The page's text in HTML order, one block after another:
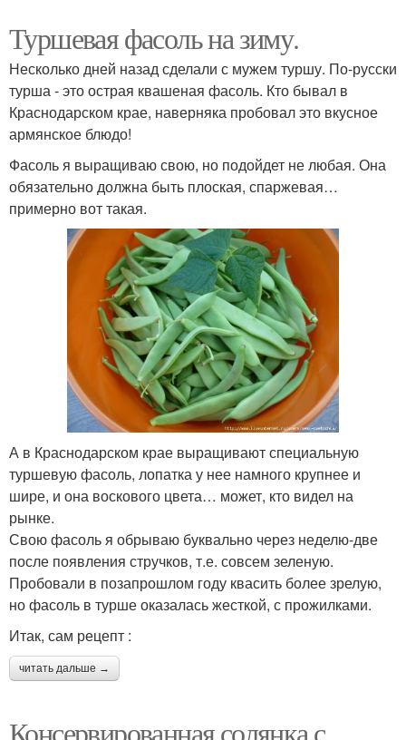
Туршевая фасоль на зиму.
Несколько дней назад сделали с мужем туршу. По-русски
турша - это острая квашеная фасоль. Кто бывал в
Краснодарском крае, наверняка пробовал это вкусное
армянское блюдо!
Фасоль я выращиваю свою, но подойдет не любая. Она
обязательно должна быть плоская, спаржевая…
примерно вот такая.
А в Краснодарском крае выращивают специальную
туршевую фасоль, лопатка у нее намного крупнее и
шире, и она воскового цвета… может, кто видел на
рынке.
Свою фасоль я обрываю буквально через неделю-две
после появления стручков, т.е. совсем зеленую.
Пробовали в позапрошлом году квасить более зрелую,
но фасоль в турше оказалась жесткой, с прожилками.
Итак, сам рецепт :
читать дальше →